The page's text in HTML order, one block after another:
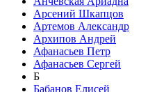
Арсений Шкапцов
Артемов Александр
Архипов Андрей
Афанасьев Петр
Афанасьев Сергей
Б
Бабанов Елисей